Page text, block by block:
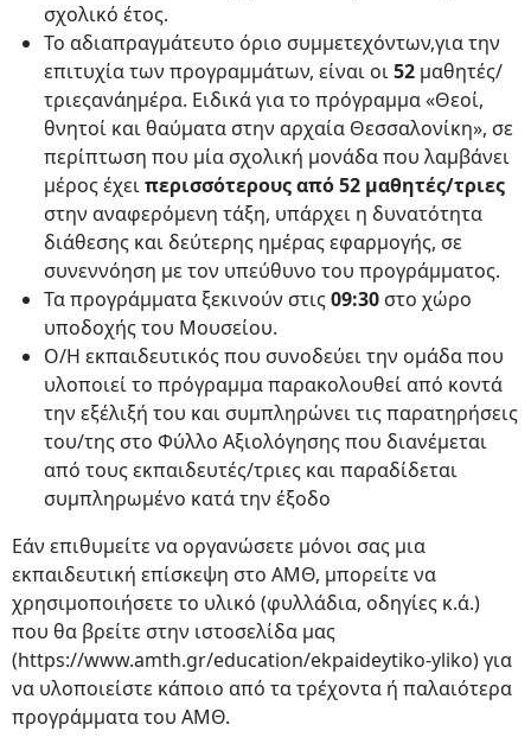
σχολικό έτος.
Το αδιαπραγμάτευτο όριο συμμετεχόντων,για την
επιτυχία των προγραμμάτων, είναι οι52 μαθητές/
τριεςανάημέρα. Ειδικά για το πρόγραμμα «Θεοί,
θνητοί και θαύματα στην αρχαία Θεσσαλονίκη», σε
περίπτωση που μία σχολική μονάδα που λαμβάνει
μέρος έχειπερισσότερους από 52 μαθητές/τριες
στην αναφερόμενη τάξη, υπάρχει η δυνατότητα
διάθεσης και δεύτερης ημέρας εφαρμογής, σε
συνεννόηση με τον υπεύθυνο του προγράμματος.
Τα προγράμματα ξεκινούν στις09:30 στο χώρο
υποδοχής του Μουσείου.
Ο/Η εκπαιδευτικός που συνοδεύει την ομάδα που
υλοποιεί το πρόγραμμα παρακολουθεί από κοντά
την εξέλιξή του και συμπληρώνει τις παρατηρήσεις
του/της στο Φύλλο Αξιολόγησης που διανέμεται
από τους εκπαιδευτές/τριες και παραδίδεται
συμπληρωμένο κατά την έξοδο
Εάν επιθυμείτε να οργανώσετε μόνοι σας μια
εκπαιδευτική επίσκεψη στο ΑΜΘ, μπορείτε να
χρησιμοποιήσετε το υλικό (φυλλάδια, οδηγίες κ.ά.)
που θα βρείτε στην ιστοσελίδα μας
(https://www.amth.gr/education/ekpaideytiko-yliko) για
να υλοποιείστε κάποιο από τα τρέχοντα ή παλαιότερα
προγράμματα του ΑΜΘ.